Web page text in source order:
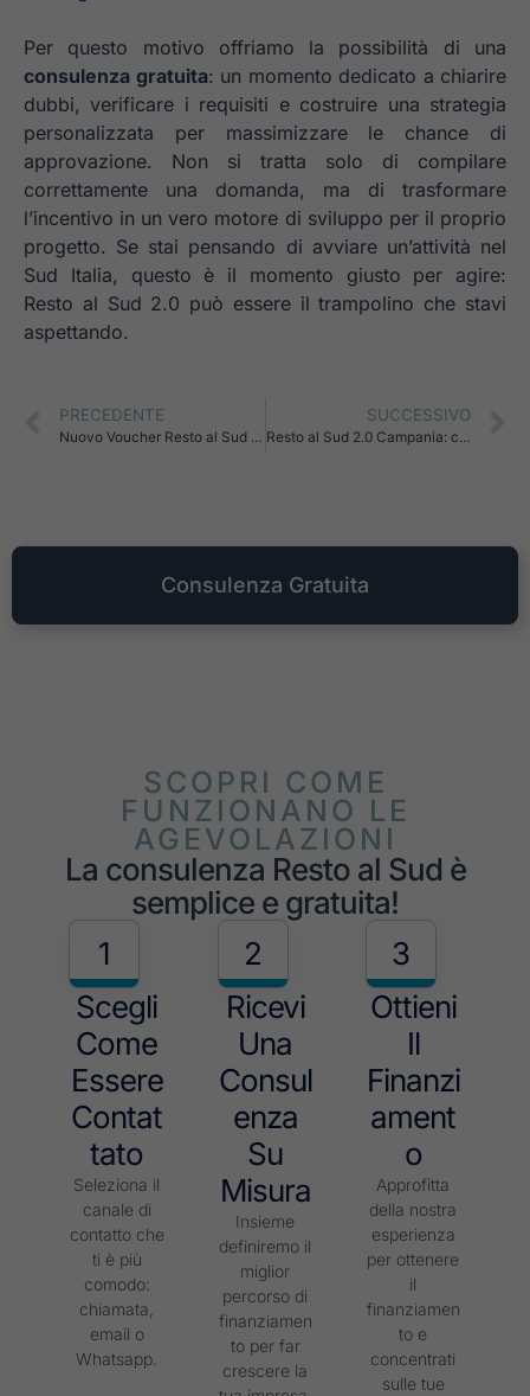
Per questo motivo offriamo la possibilità di una
consulenza gratuita: un momento dedicato a chiarire
dubbi, verificare i requisiti e costruire una strategia
personalizzata per massimizzare le chance di
approvazione. Non si tratta solo di compilare
correttamente una domanda, ma di trasformare
l’incentivo in un vero motore di sviluppo per il proprio
progetto. Se stai pensando di avviare un’attività nel
Sud Italia, questo è il momento giusto per agire:
Resto al Sud 2.0 può essere il trampolino che stavi
aspettando.
PRECEDENTE
Nuovo Voucher Resto al Sud 2.0: guida pratica a requisiti, importi e scelte
SUCCESSIVO
Resto al Sud 2.0 Campania: come fare domanda e a chi rivolgersi per non sbagliare
Consulenza Gratuita
SCOPRI COME
FUNZIONANO LE
AGEVOLAZIONI
La consulenza Resto al Sud è
semplice e gratuita!
1
Scegli
Come
Essere
Contat
Tato
Seleziona il
canale di
contatto che
ti è più
comodo:
chiamata,
email o
Whatsapp.
2
Ricevi
Una
Consul
Enza
Su
Misura
Insieme
definiremo il
miglior
percorso di
finanziamen
to per far
crescere la
3
Ottieni
Il
Finanzi
Ament
O
Approfitta
della nostra
esperienza
per ottenere
il
finanziamen
to e
concentrati
sulle tue